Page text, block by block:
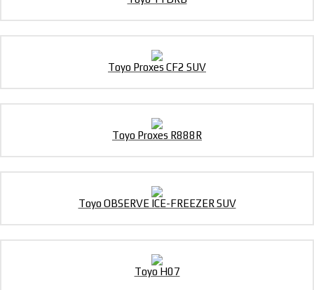
Toyo Proxes CF2 SUV
Toyo Proxes R888R
Toyo OBSERVE ICE-FREEZER SUV
Toyo H07